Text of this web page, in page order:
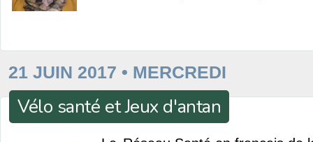
21 JUIN 2017 • MERCREDI
Vélo santé et Jeux d'antan